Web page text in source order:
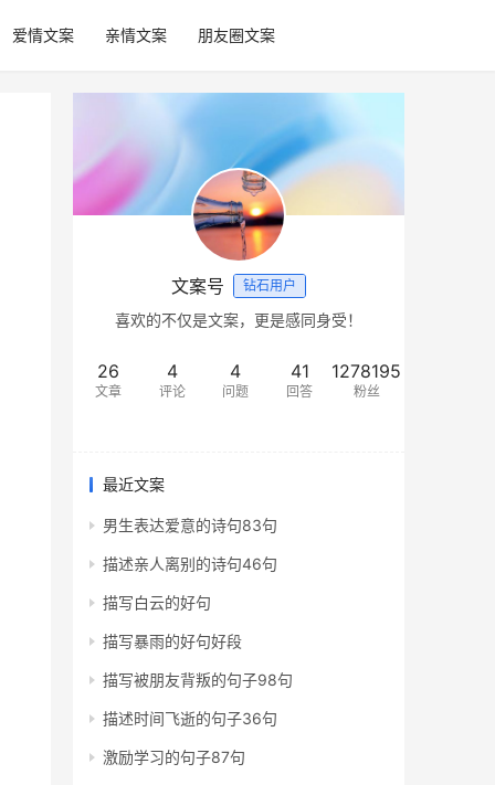
爱情文案 亲情文案 朋友圈文案
文案号 钻石用户
喜欢的不仅是文案，更是感同身受！
26
文章
4
评论
4
问题
41
回答
1278195
粉丝
最近文案
男生表达爱意的诗句83句
描述亲人离别的诗句46句
描写白云的好句
描写暴雨的好句好段
描写被朋友背叛的句子98句
描述时间飞逝的句子36句
激励学习的句子87句